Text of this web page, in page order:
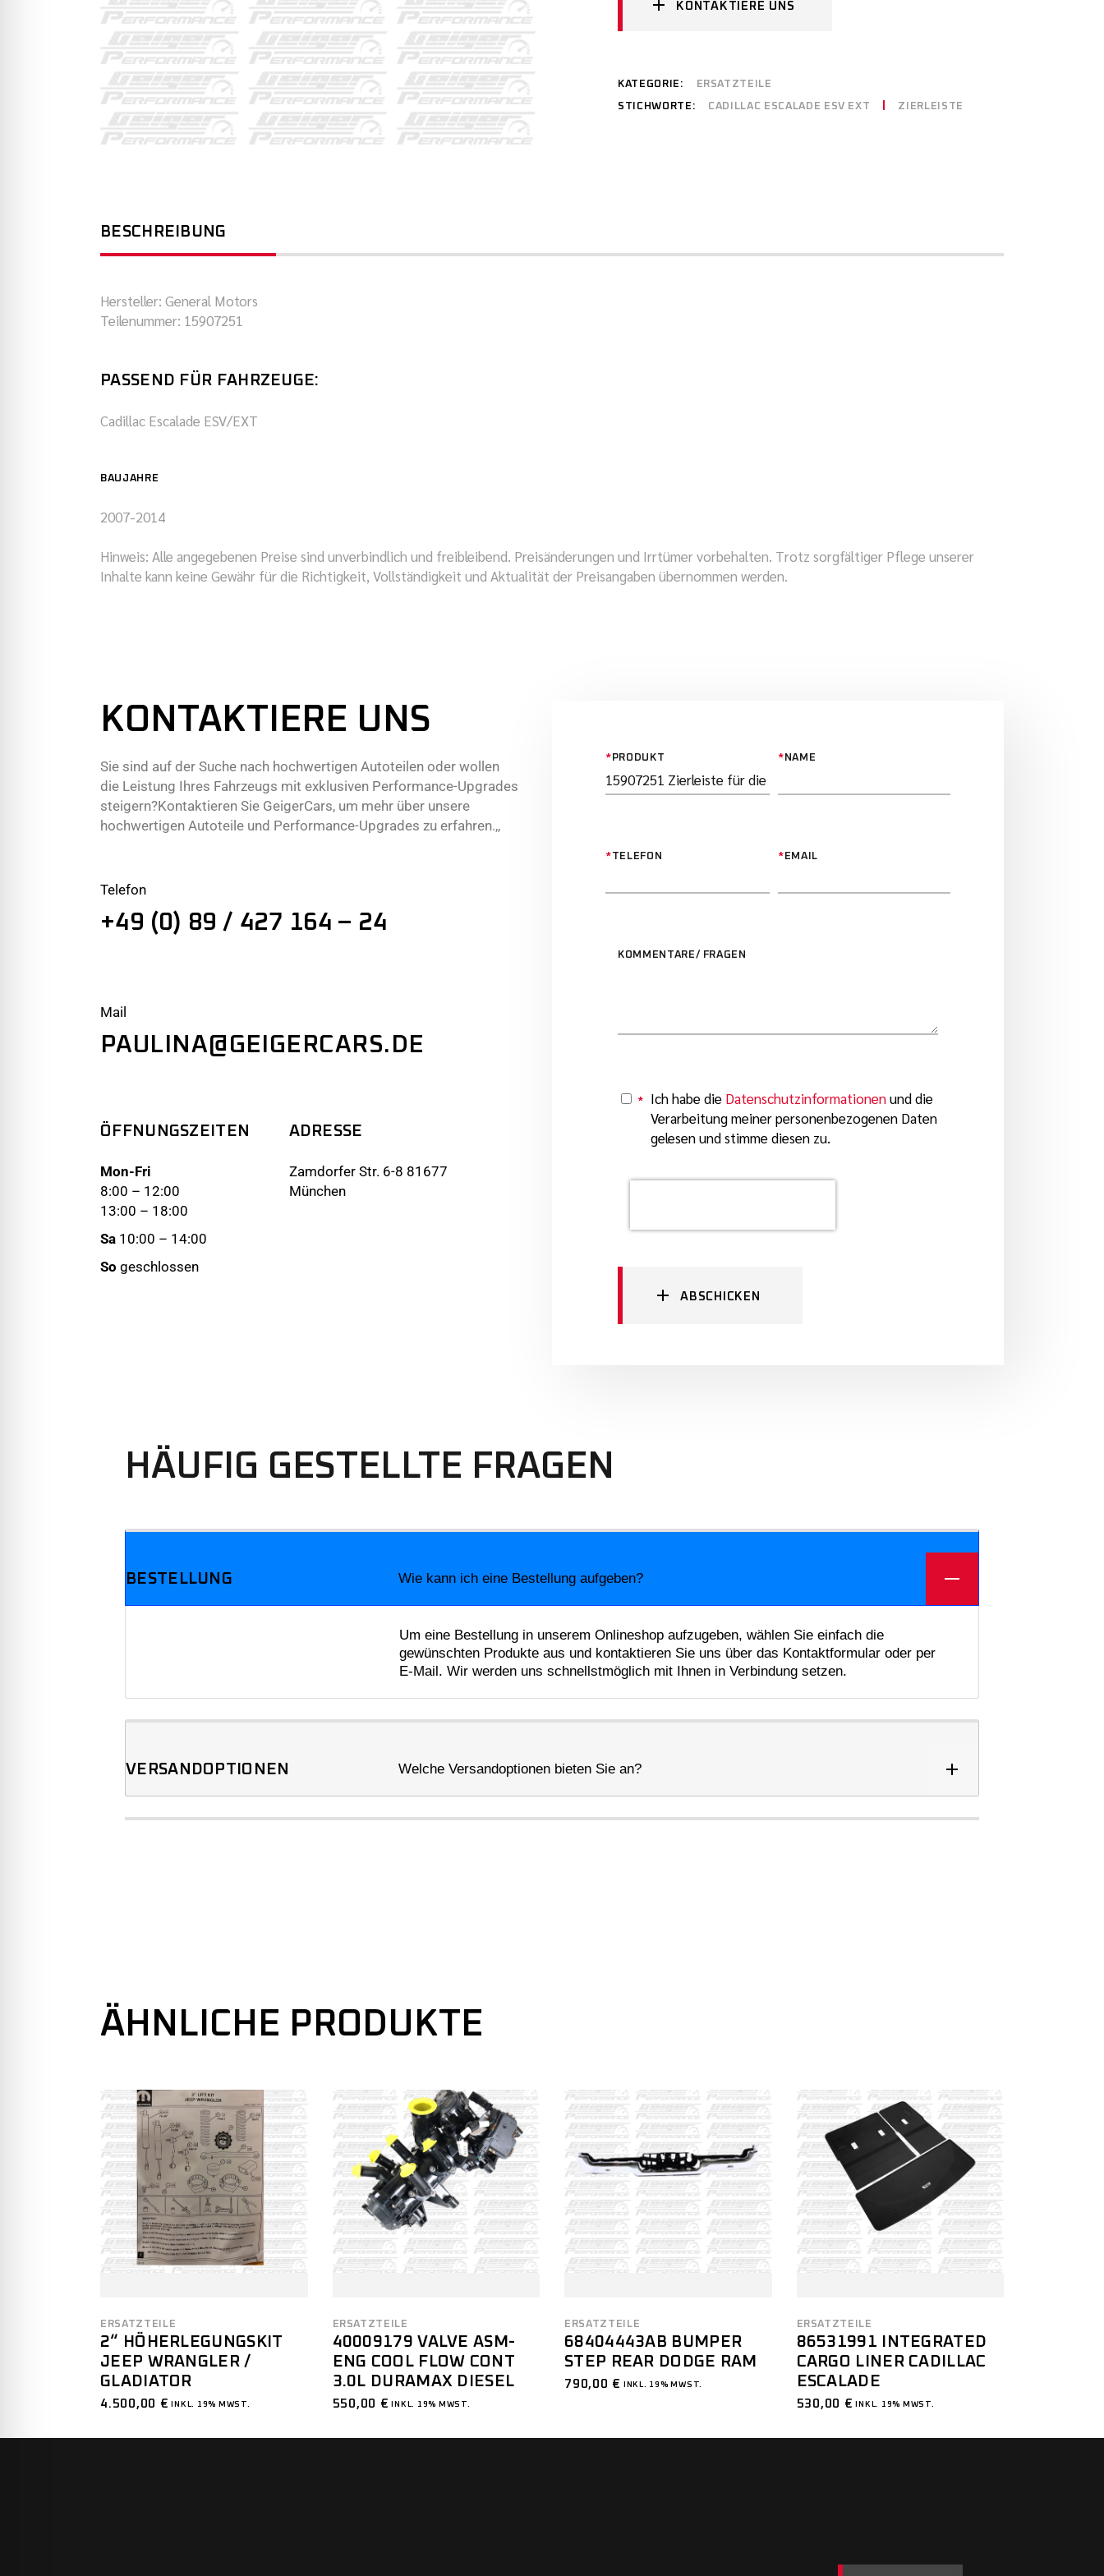
KONTAKTIERE UNS
KATEGORIE: ERSATZTEILE
STICHWORTE: CADILLAC ESCALADE ESV EXT ZIERLEISTE
BESCHREIBUNG
Hersteller: General Motors
Teilenummer: 15907251
PASSEND FÜR FAHRZEUGE:
Cadillac Escalade ESV/EXT
BAUJAHRE
2007-2014
Hinweis: Alle angegebenen Preise sind unverbindlich und freibleibend. Preisänderungen und Irrtümer vorbehalten. Trotz sorgfältiger Pflege unserer
Inhalte kann keine Gewähr für die Richtigkeit, Vollständigkeit und Aktualität der Preisangaben übernommen werden.
KONTAKTIERE UNS
Sie sind auf der Suche nach hochwertigen Autoteilen oder wollen
die Leistung Ihres Fahrzeugs mit exklusiven Performance-Upgrades
steigern?Kontaktieren Sie GeigerCars, um mehr über unsere
hochwertigen Autoteile und Performance-Upgrades zu erfahren.,,
Telefon
+49 (0) 89 / 427 164 – 24
Mail
PAULINA@GEIGERCARS.DE
ÖFFNUNGSZEITEN
Mon-Fri
8:00 – 12:00
13:00 – 18:00
Sa 10:00 – 14:00
So geschlossen
ADRESSE
Zamdorfer Str. 6-8 81677
München
* PRODUKT * NAME
*TELEFON * EMAIL
KOMMENTARE/ FRAGEN
* Ich habe die Datenschutzinformationenund die
Verarbeitung meiner personenbezogenen Daten
gelesen und stimme diesen zu.
ABSCHICKEN
HÄUFIG GESTELLTE FRAGEN
BESTELLUNG Wie kann ich eine Bestellung aufgeben?
Um eine Bestellung in unserem Onlineshop aufzugeben, wählen Sie einfach die
gewünschten Produkte aus und kontaktieren Sie uns über das Kontaktformular oder per
E-Mail. Wir werden uns schnellstmöglich mit Ihnen in Verbindung setzen.
VERSANDOPTIONEN Welche Versandoptionen bieten Sie an?
ÄHNLICHE PRODUKTE
ERSATZTEILE
2“ HÖHERLEGUNGSKIT
JEEP WRANGLER /
GLADIATOR
4.500,00 € INKL. 19% MWST.
ERSATZTEILE
40009179 VALVE ASM-
ENG COOL FLOW CONT
3.0L DURAMAX DIESEL
550,00 € INKL. 19% MWST.
ERSATZTEILE
68404443AB BUMPER
STEP REAR DODGE RAM
790,00 € INKL. 19% MWST.
ERSATZTEILE
86531991 INTEGRATED
CARGO LINER CADILLAC
ESCALADE
530,00 € INKL. 19% MWST.